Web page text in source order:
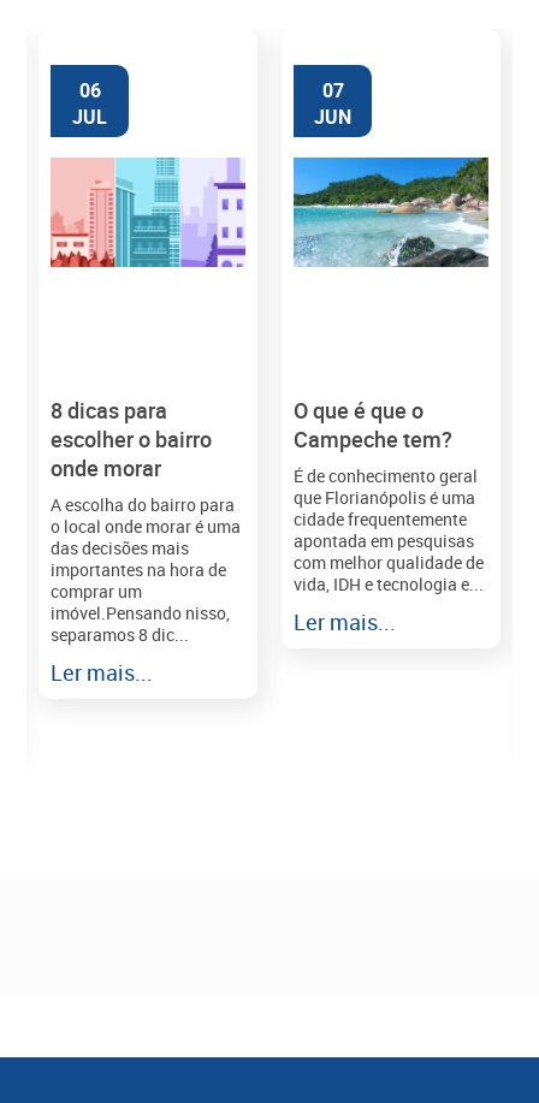
06
JUL
8 dicas para
escolher o bairro
onde morar
A escolha do bairro para
o local onde morar é uma
das decisões mais
importantes na hora de
comprar um
imóvel.Pensando nisso,
separamos 8 dic...
Ler mais...
07
JUN
O que é que o
Campeche tem?
É de conhecimento geral
que Florianópolis é uma
cidade frequentemente
apontada em pesquisas
com melhor qualidade de
vida, IDH e tecnologia e...
Ler mais...